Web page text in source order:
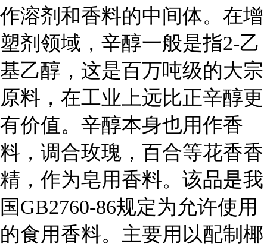
作溶剂和香料的中间体。在增
塑剂领域，辛醇一般是指2-乙
基乙醇，这是百万吨级的大宗
原料，在工业上远比正辛醇更
有价值。辛醇本身也用作香
料，调合玫瑰，百合等花香香
精，作为皂用香料。该品是我
国GB2760-86规定为允许使用
的食用香料。主要用以配制椰